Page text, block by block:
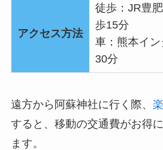
アクセス方法
徒歩：JR豊
歩15分
車：熊本イ
30分
遠方から阿蘇神社に行く際、
すると、移動の交通費がお得
ます。